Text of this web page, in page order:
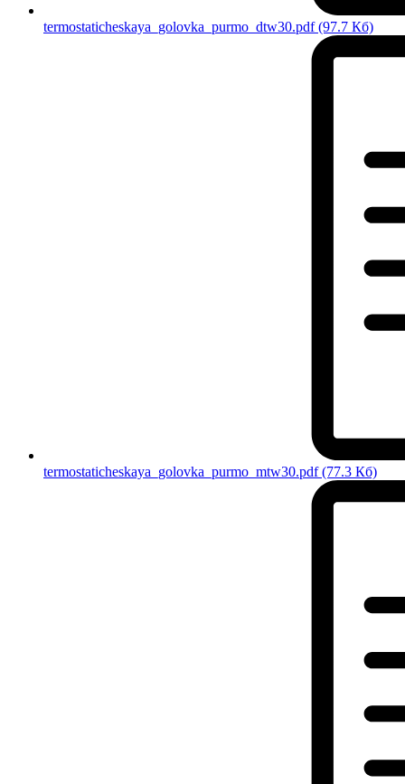
termostaticheskaya_golovka_purmo_dtw30.pdf(97.7 Кб)
termostaticheskaya_golovka_purmo_mtw30.pdf(77.3 Кб)